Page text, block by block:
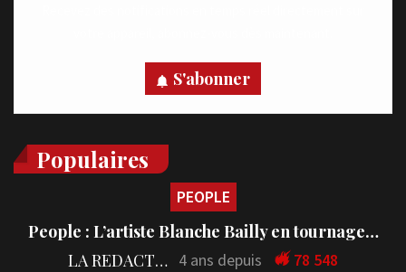
S'abonner
Populaires
PEOPLE
People : L’artiste Blanche Bailly en tournage…
LA REDACTION 4 ans depuis 78 548